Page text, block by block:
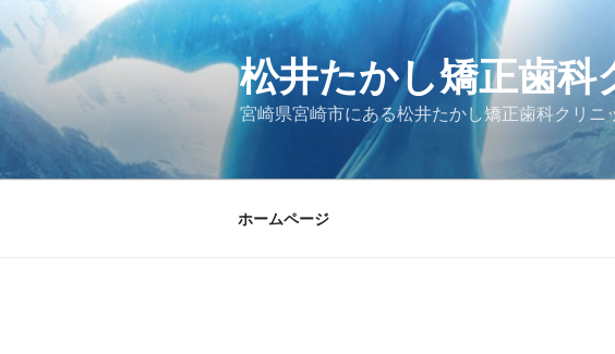
ン
ン
ス
松井たかし矯正歯
宮崎県宮崎市にある松井たかし矯正歯科クリニ
ホームページ